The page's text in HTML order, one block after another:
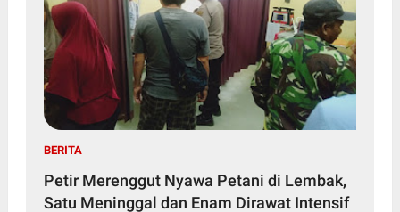
BERITA
Petir Merenggut Nyawa Petani di Lembak,
Satu Meninggal dan Enam Dirawat Intensif